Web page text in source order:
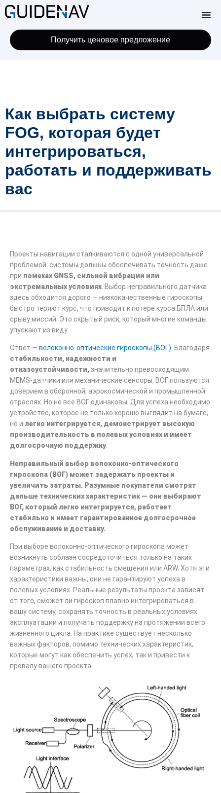
Получить ценовое предложение
Как выбрать систему
FOG, которая будет
интегрироваться,
работать и поддерживать
вас
Проекты навигации сталкиваются с одной универсальной
проблемой: системы должны обеспечивать точность даже
при помехах GNSS, сильной вибрации или
экстремальных условиях . Выбор неправильного датчика
здесь обходится дорого — низкокачественные гироскопы
быстро теряют курс, что приводит к потере курса БПЛА или
срыву миссий. Это скрытый риск, который многие команды
упускают из виду.
Ответ — волоконно-оптические гироскопы (ВОГ). Благодаря
стабильности, надежности и
отказоустойчивости,значительно превосходящим
MEMS-датчики или механические сенсоры, ВОГ пользуются
доверием в оборонной, аэрокосмической и промышленной
отраслях. Но не все ВОГ одинаковы. Для успеха необходимо
устройство, которое не только хорошо выглядит на бумаге,
но и легко интегрируется, демонстрирует высокую
производительность в полевых условиях и имеет
долгосрочную поддержку.
Неправильный выбор волоконно-оптического
гироскопа (ВОГ) может задержать проекты и
увеличить затраты. Разумные покупатели смотрят
дальше технических характеристик — они выбирают
ВОГ, который легко интегрируется, работает
стабильно и имеет гарантированное долгосрочное
обслуживание и доставку.
При выборе волоконно-оптического гироскопа может
возникнуть соблазн сосредоточиться только на таких
параметрах, как стабильность смещения или ARW. Хотя эти
характеристики важны, они не гарантируют успеха в
полевых условиях. Реальные результаты проекта зависят
от того, сможет ли гироскоп плавно интегрироваться в
вашу систему, сохранять точность в реальных условиях
эксплуатации и получать поддержку на протяжении всего
жизненного цикла. На практике существует несколько
важных факторов, помимо технических характеристик,
которые могут как обеспечить успех, так и привести к
провалу вашего проекта.